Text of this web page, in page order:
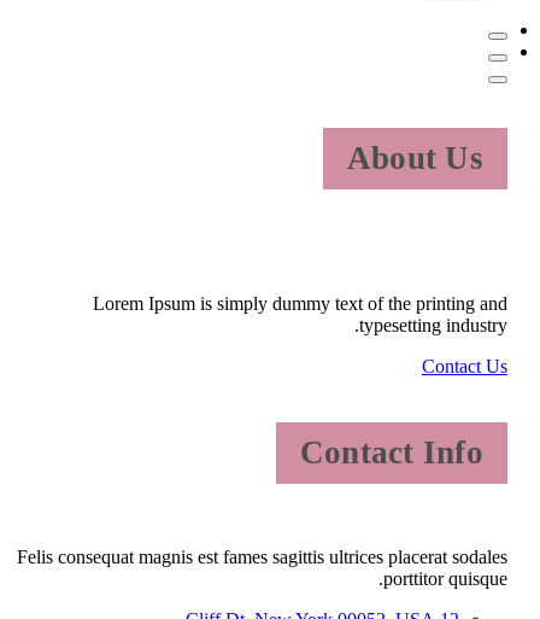
About Us
Lorem Ipsum is simply dummy text of the printing and
typesetting industry.
Contact Us
Contact Info
Felis consequat magnis est fames sagittis ultrices placerat sodales
porttitor quisque.